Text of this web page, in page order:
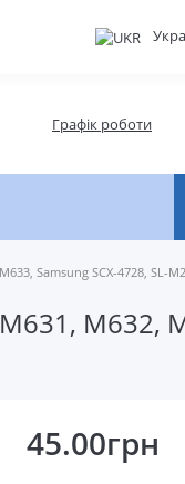
Графік роботи
Samsung SCX-4728, SL-
M632,
45.00грн